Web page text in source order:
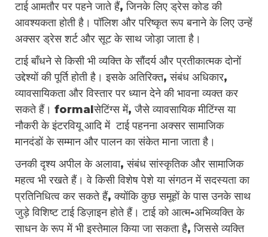
टाई आमतौर पर पहने जाते हैं, जिनके लिए ड्रेस कोड की
आवश्यकता होती है। पॉलिश और परिष्कृत रूप बनाने के लिए उन्हें
अक्सर ड्रेस शर्ट और सूट के साथ जोड़ा जाता है।
टाई बाँधने से किसी भी व्यक्ति के सौंदर्य और प्रतीकात्मक दोनों
उद्देश्यों की पूर्ति होती है। इसके अतिरिक्त, संबंध अधिकार,
व्यावसायिकता और विस्तार पर ध्यान देने की भावना व्यक्त कर
सकते हैं। formalसेटिंग्स में, जैसे व्यावसायिक मीटिंग्स या
नौकरी के इंटरवियू आदि में टाई पहनना अक्सर सामाजिक
मानदंडों के सम्मान और पालन का संकेत माना जाता है।
उनकी दृश्य अपील के अलावा, संबंध सांस्कृतिक और सामाजिक
महत्व भी रखते हैं। वे किसी विशेष पेशे या संगठन में सदस्यता का
प्रतिनिधित्व कर सकते हैं, क्योंकि कुछ समूहों के पास उनके साथ
जुड़े विशिष्ट टाई डिज़ाइन होते हैं। टाई को आत्म-अभिव्यक्ति के
साधन के रूप में भी इस्तेमाल किया जा सकता है, जिससे व्यक्ति